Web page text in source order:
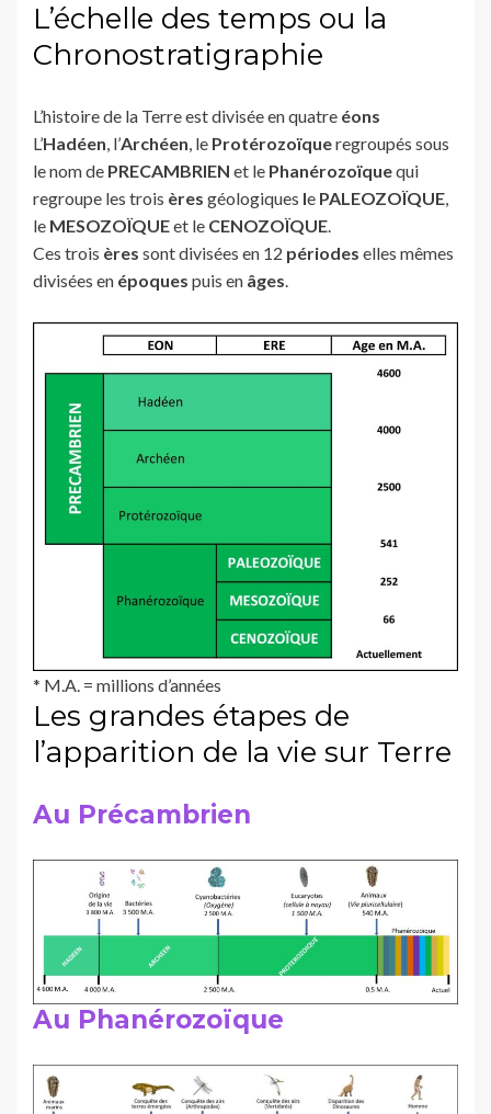
L’échelle des temps ou la
Chronostratigraphie
L’histoire de la Terre est divisée en quatre éons
L’Hadéen, l’Archéen, le Protérozoïqueregroupés sous
le nom de PRECAMBRIEN et le Phanérozoïquequi
regroupe les trois ères géologiques le PALEOZOÏQUE,
le MESOZOÏQUEet le CENOZOÏQUE.
Ces trois ères sont divisées en 12 périodes elles mêmes
divisées en époques puis en âges.
* M.A. = millions d’années
Les grandes étapes de
l’apparition de la vie sur Terre
Au Précambrien
Au Phanérozoïque